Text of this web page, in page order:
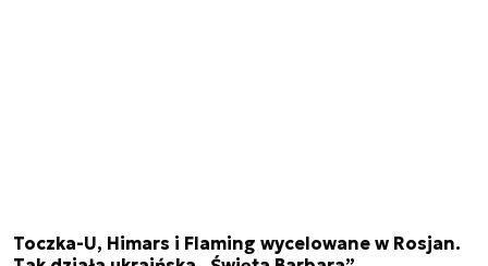
Toczka-U, Himars i Flaming wycelowane w Rosjan.